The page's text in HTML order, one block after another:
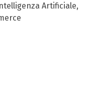
Artificiale,